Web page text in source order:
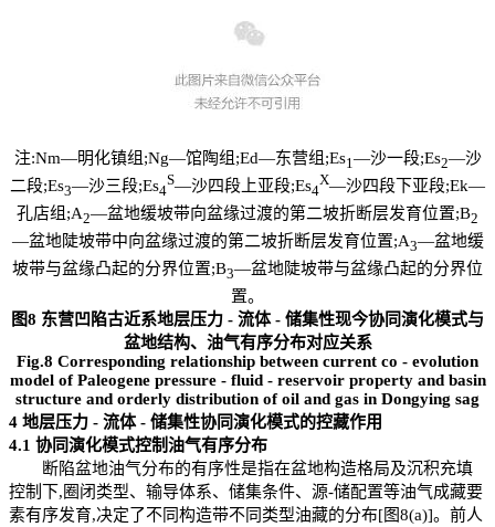
注:Nm—明化镇组;Ng—馆陶组;Ed—东营组;Es1—沙一段;Es2—沙
二段;Es3—沙三段;Es4
S—沙四段上亚段;Es4
X—沙四段下亚段;Ek—
孔店组;A2—盆地缓坡带向盆缘过渡的第二坡折断层发育位置;B2
—盆地陡坡带中向盆缘过渡的第二坡折断层发育位置;A3—盆地缓
坡带与盆缘凸起的分界位置;B3—盆地陡坡带与盆缘凸起的分界位
置。
图8 东营凹陷古近系地层压力 - 流体 - 储集性现今协同演化模式与
盆地结构、油气有序分布对应关系
Fig.8 Corresponding relationship between current co - evolution
model of Paleogene pressure - fluid - reservoir property and basin
structure and orderly distribution of oil and gas in Dongying sag
4 地层压力 - 流体 - 储集性协同演化模式的控藏作用
4.1 协同演化模式控制油气有序分布
断陷盆地油气分布的有序性是指在盆地构造格局及沉积充填
控制下,圈闭类型、输导体系、储集条件、源-储配置等油气成藏要
素有序发育,决定了不同构造带不同类型油藏的分布[图8(a)]。前人